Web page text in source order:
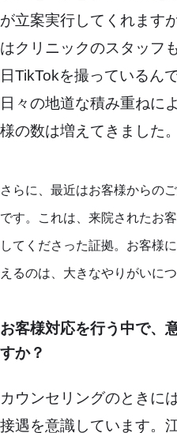
が立案実行してくれます
はクリニックのスタッフ
日TikTokを撮っているん
日々の地道な積み重ねに
様の数は増えてきました。
さらに、最近はお客様からの
です。これは、来院されたお
してくださった証拠。お客様
えるのは、大きなやりがいに
お客様対応を行う中で、
すか？
カウンセリングのときに
接遇を意識しています。